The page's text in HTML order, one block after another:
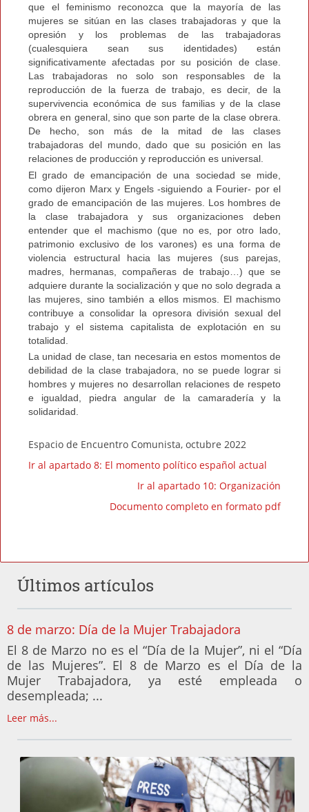
que el feminismo reconozca que la mayoría de las
mujeres se sitúan en las clases trabajadoras y que la
opresión y los problemas de las trabajadoras
(cualesquiera sean sus identidades) están
significativamente afectadas por su posición de clase.
Las trabajadoras no solo son responsables de la
reproducción de la fuerza de trabajo, es decir, de la
supervivencia económica de sus familias y de la clase
obrera en general, sino que son parte de la clase obrera.
De hecho, son más de la mitad de las clases
trabajadoras del mundo, dado que su posición en las
relaciones de producción y reproducción es universal.
El grado de emancipación de una sociedad se mide,
como dijeron Marx y Engels -siguiendo a Fourier- por el
grado de emancipación de las mujeres. Los hombres de
la clase trabajadora y sus organizaciones deben
entender que el machismo (que no es, por otro lado,
patrimonio exclusivo de los varones) es una forma de
violencia estructural hacia las mujeres (sus parejas,
madres, hermanas, compañeras de trabajo…) que se
adquiere durante la socialización y que no solo degrada a
las mujeres, sino también a ellos mismos. El machismo
contribuye a consolidar la opresora división sexual del
trabajo y el sistema capitalista de explotación en su
totalidad.
La unidad de clase, tan necesaria en estos momentos de
debilidad de la clase trabajadora, no se puede lograr si
hombres y mujeres no desarrollan relaciones de respeto
e igualdad, piedra angular de la camaradería y la
solidaridad.
Espacio de Encuentro Comunista, octubre 2022
Ir al apartado 8: El momento político español actual
Ir al apartado 10: Organización
Documento completo en formato pdf
Últimos artículos
8 de marzo: Día de la Mujer Trabajadora
El 8 de Marzo no es el “Día de la Mujer”, ni el “Día
de las Mujeres”. El 8 de Marzo es el Día de la
Mujer Trabajadora, ya esté empleada o
desempleada; ...
Leer más...